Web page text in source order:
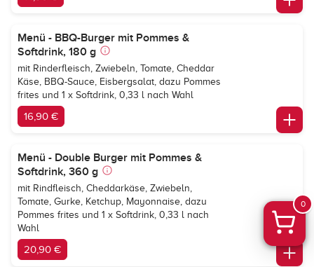
Menü - BBQ-Burger mit Pommes &
Softdrink, 180 g
mit Rinderfleisch, Zwiebeln, Tomate, Cheddar
Käse, BBQ-Sauce, Eisbergsalat, dazu Pommes
frites und 1 x Softdrink, 0,33 l nach Wahl
16,90 €
Menü - Double Burger mit Pommes &
Softdrink, 360 g
mit Rindfleisch, Cheddarkäse, Zwiebeln,
Tomate, Gurke, Ketchup, Mayonnaise, dazu
Pommes frites und 1 x Softdrink, 0,33 l nach
Wahl
20,90 €
0